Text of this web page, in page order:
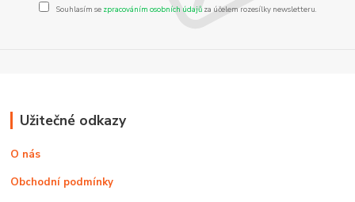
Souhlasím se zpracováním osobních údajůza účelem rozesílky newsletteru.
Užitečné odkazy
O nás
Obchodní podmínky